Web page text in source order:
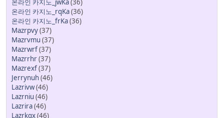
온라인 카지노_jwKa(36)
온라인 카지노_rqKa(36)
온라인 카지노_frKa(36)
Mazrpvy(37)
Mazrvmu (37)
Mazrwrf(37)
Mazrrhr(37)
Mazrexf(37)
Jerrynuh(46)
Lazrivw(46)
Lazrniu (46)
Lazrira(46)
Lazrkqx(46)